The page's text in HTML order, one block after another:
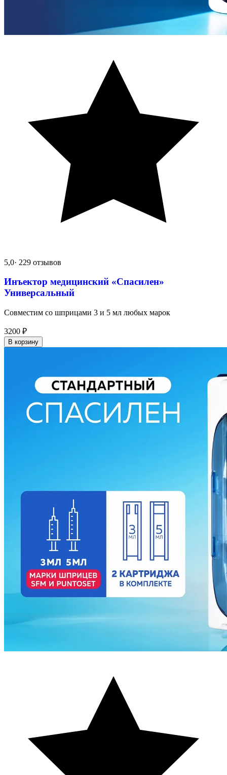
5,0· 229 отзывов
Инъектор медицинский «Спасилен»
Универсальный
Совместим со шприцами 3 и 5 мл любых марок
3200 ₽
В корзину